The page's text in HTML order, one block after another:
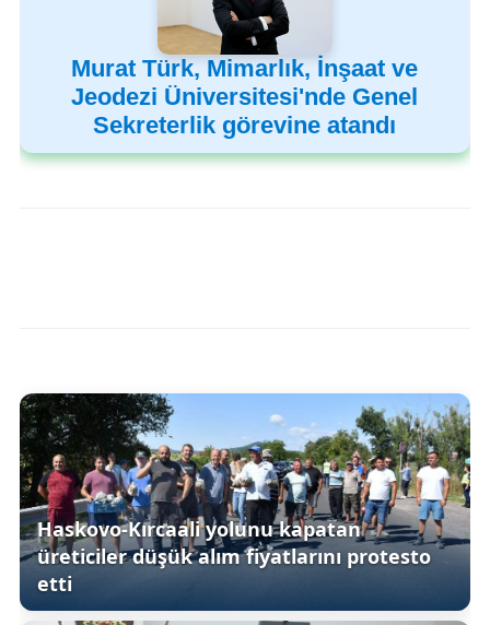
Murat Türk, Mimarlık, İnşaat ve
Jeodezi Üniversitesi'nde Genel
Sekreterlik görevine atandı
Haskovo-Kırcaali yolunu kapatan
üreticiler düşük alım fiyatlarını protesto
etti